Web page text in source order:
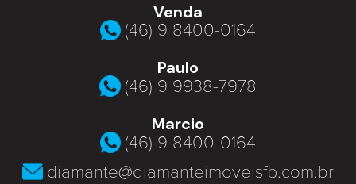
Venda
(46) 9 8400-0164
Paulo
(46) 9 9938-7978
Marcio
(46) 9 8400-0164
diamante@diamanteimoveisfb.com.br